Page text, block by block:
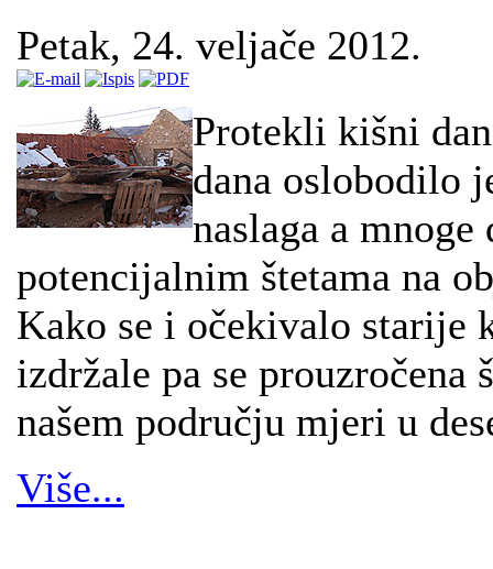
Petak, 24. veljače 2012.
Protekli kišni
dana oslobodilo
naslaga a
potencijalnim štetama na
Kako se i očekivalo starije
izdržale pa se
našem području mjeri u
Više...